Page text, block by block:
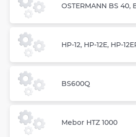
OSTERMANN BS 40,
HP-12, HP-12E, HP-
BS600Q
Mebor HTZ 1000